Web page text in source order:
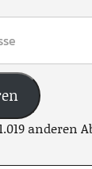
anderen